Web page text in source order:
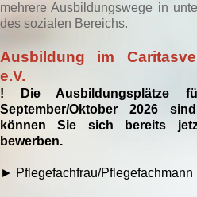
mehrere Ausbildungswege in
des sozialen Bereichs.
Ausbildung im
e.V.
! Die Ausbildungsplätze
September/Oktober 2026
können Sie sich bereits
bewerben.
► Pflegefachfrau/Pflegefachmann